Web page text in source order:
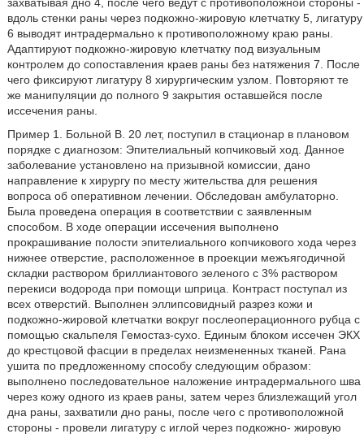
вдоль стенки раны через подкожно-жировую клетчатку 5, лигатуру
6 выводят интрадермально к противоположному краю раны.
Адаптируют подкожно-жировую клетчатку под визуальным
контролем до сопоставления краев раны без натяжения 7. После
чего фиксируют лигатуру 8 хирургическим узлом. Повторяют те
же манипуляции до полного 9 закрытия оставшейся после
иссечения раны.
Пример 1. Больной В. 20 лет, поступил в стационар в плановом
порядке с диагнозом: Эпителиальный копчиковый ход. Данное
заболевание установлено на призывной комиссии, дано
направление к хирургу по месту жительства для решения
вопроса об оперативном лечении. Обследован амбулаторно.
Была проведена операция в соответствии с заявленным
способом. В ходе операции иссечения выполнено
прокрашивание полости эпителиального копчикового хода через
нижнее отверстие, расположенное в проекции межъягодичной
складки раствором бриллиантового зеленого с 3% раствором
перекиси водорода при помощи шприца. Контраст поступал из
всех отверстий. Выполнен эллипсовидный разрез кожи и
подкожно-жировой клетчатки вокруг послеоперационного рубца с
помощью скальпеля Гемостаз-сухо. Единым блоком иссечен ЭКХ
до крестцовой фасции в пределах неизмененных тканей. Рана
ушита по предложенному способу следующим образом:
выполнено последовательное наложение интрадермального шва
через кожу одного из краев раны, затем через близлежащий угол
дна раны, захватили дно раны, после чего с противоположной
стороны - провели лигатуру с иглой через подкожно- жировую